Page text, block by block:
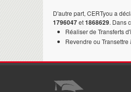
D'autre part, CERTyou a
1796047et1868629. Dans
Réaliser de Transferts
Revendre ou